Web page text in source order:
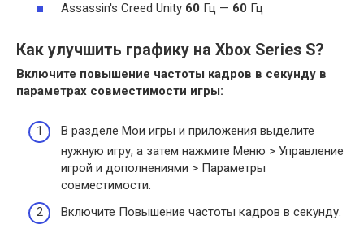
Assassin's Creed Unity 60 Гц — 60 Гц
Как улучшить графику на Xbox Series S?
Включите повышение частоты кадров в секунду в
параметрах совместимости игры:
В разделе Мои игры и приложения выделите
нужную игру, а затем нажмите Меню > Управление
игрой и дополнениями > Параметры
совместимости.
Включите Повышение частоты кадров в секунду.